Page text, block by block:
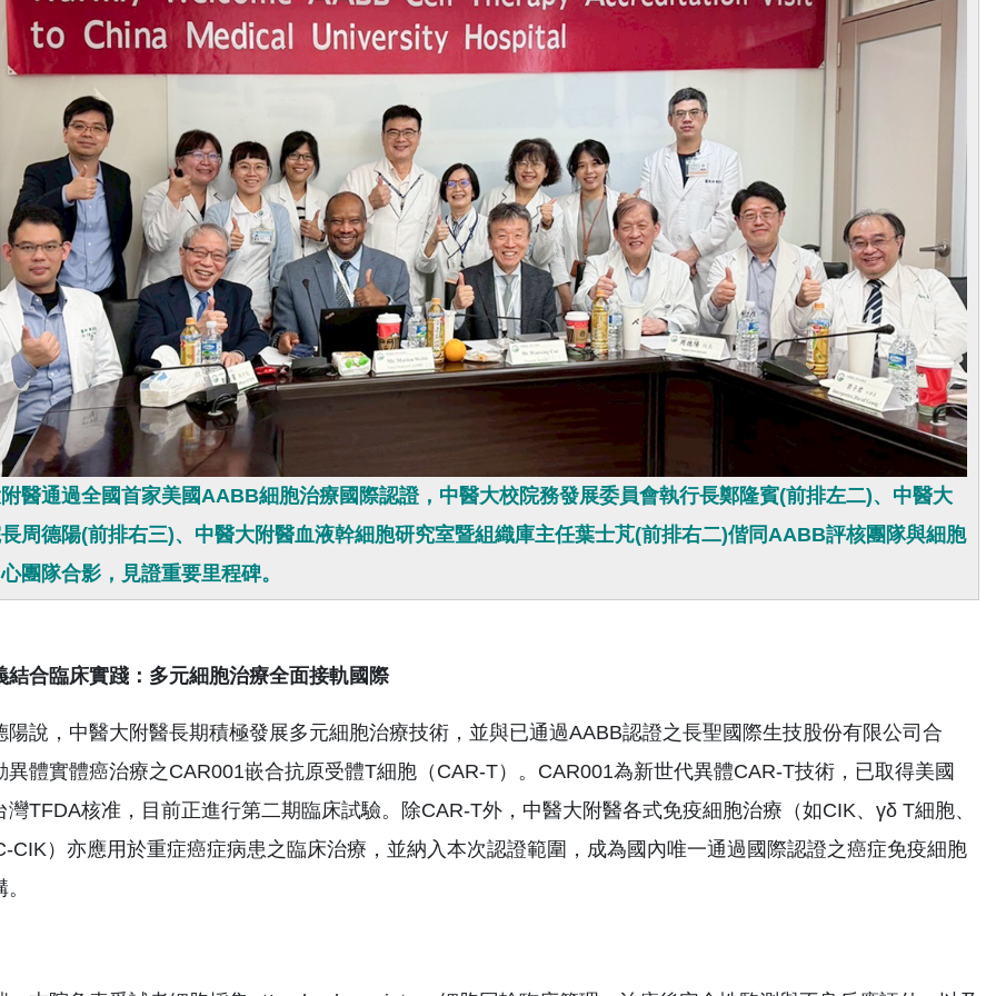
醫通過全國首家美國AABB細胞治療國際認證，中醫大校院務發展委員會執行長鄭隆賓(前排左二)、中醫大
周德陽(前排右三)、中醫大附醫血液幹細胞研究室暨組織庫主任葉士芃(前排右二)偕同AABB評核團隊與細胞
團隊合影，見證重要里程碑。
結合臨床實踐：多元細胞治療全面接軌國際
陽說，中醫大附醫長期積極發展多元細胞治療技術，並與已通過AABB認證之長聖國際生技股份有限公司合
異體實體癌治療之CAR001嵌合抗原受體T細胞（CAR-T）。CAR001為新世代異體CAR-T技術，已取得美國
灣TFDA核准，目前正進行第二期臨床試驗。除CAR-T外，中醫大附醫各式免疫細胞治療（如CIK、γδ T細胞、
CIK）亦應用於重症癌症病患之臨床治療，並納入本次認證範圍，成為國內唯一通過國際認證之癌症免疫細胞